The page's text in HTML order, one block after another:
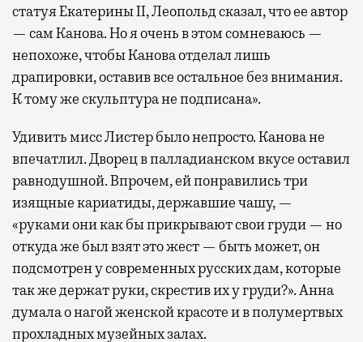
статуя Екатерины II, Леопольд сказал, что ее автор
— сам Канова. Но я очень в этом сомневаюсь —
непохоже, чтобы Канова отделал лишь
драпировки, оставив все остальное без внимания.
К тому же скульптура не подписана».
Удивить мисс Листер было непросто. Канова не
впечатлил. Дворец в палладианском вкусе оставил
равнодушной. Впрочем, ей понравились три
изящные кариатиды, державшие чашу, —
«руками они как бы прикрывают свои груди — но
откуда же был взят это жест — быть может, он
подсмотрен у современных русских дам, которые
так же держат руки, скрестив их у груди?». Анна
думала о нагой женской красоте и в полумертвых
прохладных музейных залах.